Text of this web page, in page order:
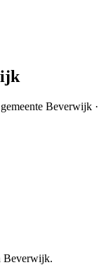
Beverwijk
Beverwijk.